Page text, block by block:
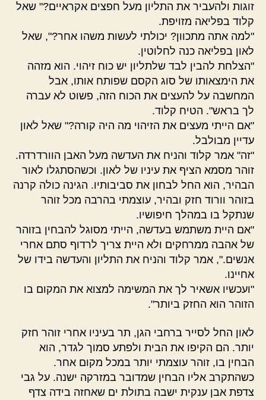
זוגות ולהעביר את התליון מעל חפצים אקראיים?" שאל
קלוד בפליאה מזויפת.
"למה אתה מתכוון? יכולתי לעשות משהו אחר?", שאל
לאון בפליאה כנה לחלוטין.
"הצלחת להבין לבד שלתליון יש כוח זיהוי. הוא מזהה
את הימצאותו של סוג הקסם שפותח אותו, אבל
המחשבה על להעצים את הכוח הזה, פשוט לא עברה
לך בראש". הטיח קלוד.
"אם הייתי מעצים את הזיהוי מה היה קורה?" שאל לאון
עדיין מבולבל.
"זה" אמר קלוד והניח את העדשה מעל האבן הוורדרדה.
זוהר מסמא הציף את עיניו של לאון. וכשהסתגלו לאור
הבהיר, הוא החל לבחון את סביבותיו. הגינה כולה קרנה
בזוהר וורוד חזק ובהיר, עוצמתי בהרבה מכל זוהר
שנתקל בו במהלך חיפושיו.
"אם היית משתמש בעדשה, הייתי מסוגל להבחין בזוהר
של אהבה ממרחקים ולא היית צריך לרדוף סתם אחרי
אנשים.", אמר קלוד והניח את התליון והעדשה בידו של
אחיינו.
"ועכשיו אשאיר לך את המשימה למצוא את המקום בו
הזוהר הוא החזק ביותר".
לאון החל לסייר ברחבי הגן, תר בעיניו אחרי זוהר חזק
יותר. הם הקיפו את הבית ולפתע סמוך לגדר, הוא
הבחין בו, זוהר עוצמתי יותר במכל מקום אחר.
כשהתקרב אליו הבחין שמדובר במזרקה ישנה. על גבי
צדפת אבן ענקית ישבה בתולת ים שאחזה בידה צדף